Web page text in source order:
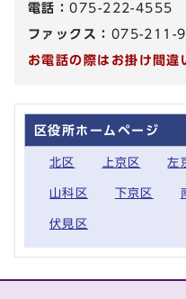
電話：075-222-4555
ファックス： 075-211-
お電話の際はお掛け間違
区役所ホームページ
北区 上京区 左
山科区 下京区
伏見区